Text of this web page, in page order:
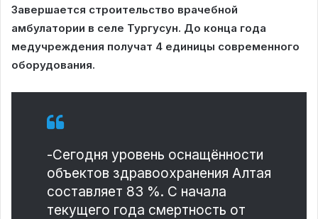
Завершается строительство врачебной
амбулатории в селе Тургусун. До конца года
медучреждения получат 4 единицы современного
оборудования.
-Сегодня уровень оснащённости
объектов здравоохранения Алтая
составляет 83 %. С начала
текущего года смертность от